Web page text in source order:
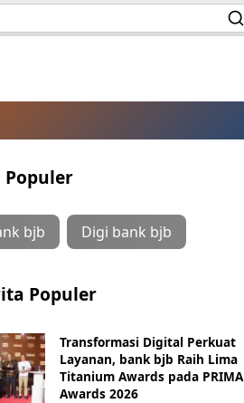
Populer
bjb Digi bank bjb
Populer
Transformasi Digital Perkuat
Layanan, bank bjb Raih Lima
Titanium Awards pada PRIMA
Awards 2026